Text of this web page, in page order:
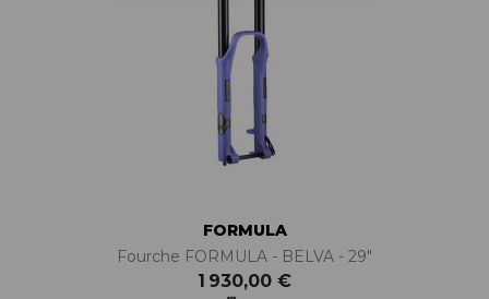
FORMULA
Fourche FORMULA - BELVA - 29"
1 930,00 €